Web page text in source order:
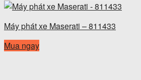
Máy phát xe Maserati – 811433
Mua ngay